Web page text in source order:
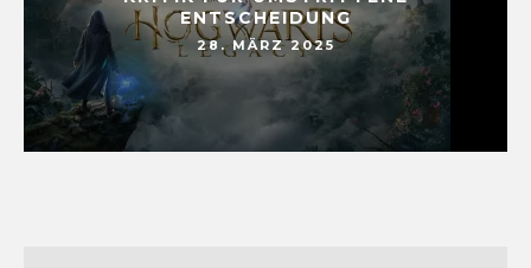
ENTSCHEIDUNG
28. MÄRZ 2025